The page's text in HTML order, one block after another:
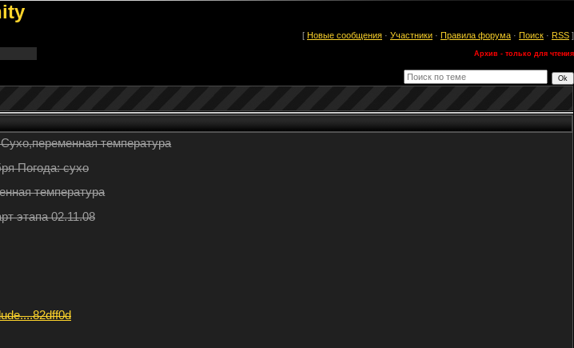
[ Новые сообщения · Участники · Правила форума · Поиск · RSS ]
Архив - только для чтения
температура
Погода: сухо
температура
этапа 02.11.08